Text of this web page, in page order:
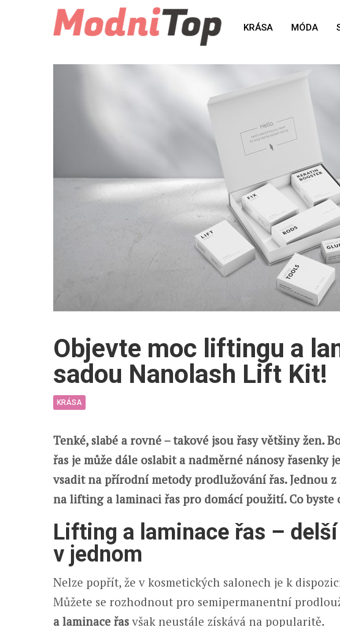
KRÁSA MÓDA
Objevte moc liftingu a
sadou Nanolash Lift Kit!
KRÁSA
Tenké, slabé a rovné – takové jsou řasy většiny žen.
řas je může dále oslabit a nadměrné nánosy řasenky
vsadit na přírodní metody prodlužování řas. Jednou
na lifting a laminaci řas pro domácí použití. Co byste
Lifting a laminace řas –
v jednom
Nelze popřít, že v kosmetických salonech je k
Můžete se rozhodnout pro semipermanentní
a laminace řas však neustále získává na popularitě.